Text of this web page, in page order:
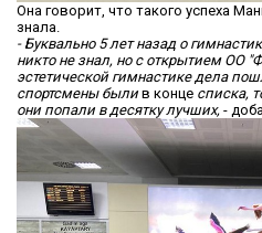
Она говорит, что такого успеха
знала.
- Буквально 5 лет назад о
никто не знал, но с открытием ОО
эстетической гимнастике дела
спортсмены былив конце списка,
они попали в десятку лучших, -